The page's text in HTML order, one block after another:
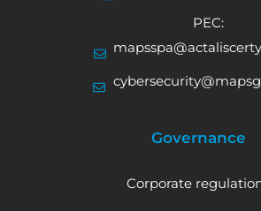
PEC:
Governance
Corporate